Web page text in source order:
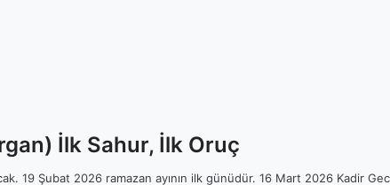
İlk Sahur, İlk Oruç
19 Şubat 2026 ramazan ayının ilk günüdür. 16 Mart 2026 Kadir